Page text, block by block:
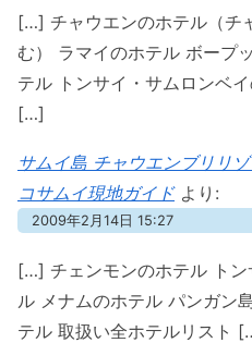
[…] チャウエンのホテル（チ
む） ラマイのホテル ボープ
テル トンサイ・サムロンベ
[…]
サムイ島 チャウエンブリリ
コサムイ現地ガイド より:
2009年2月14日 15:27
[…] チェンモンのホテル ト
ル メナムのホテル パンガン
テル 取扱い全ホテルリスト